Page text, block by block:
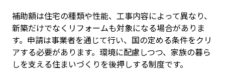
補助額は住宅の種類や性能、工事内容によって異なり、
新築だけでなくリフォームも対象になる場合がありま
す。申請は事業者を通じて行い、国の定める条件をクリ
アする必要があります。環境に配慮しつつ、家族の暮ら
しを支える住まいづくりを後押しする制度です。